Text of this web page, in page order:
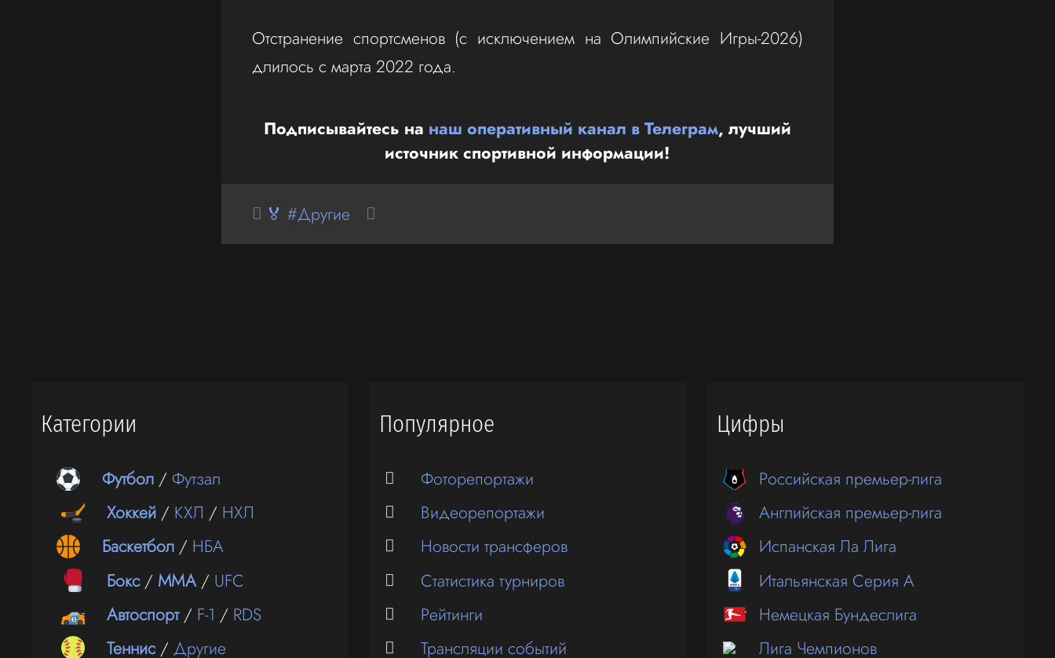
Отстранение спортсменов (с исключением на Олимпийские Игры-2026)
длилось с марта 2022 года.
Подписывайтесь на наш оперативный канал в Телеграм, лучший
источник спортивной информации!
🏅 #Другие
Категории
Футбол /Футзал
Хоккей / КХЛ / НХЛ
Баскетбол / НБА
Бокс / ММА/ UFC
Автоспорт/ F-1 / RDS
Теннис /Другие
Популярное
Фоторепортажи
Видеорепортажи
Новости трансферов
Статистика турниров
Рейтинги
Трансляции событий
Цифры
Российская премьер-лига
Английская премьер-лига
Испанская Ла Лига
Итальянская Серия А
Немецкая Бундеслига
Лига Чемпионов